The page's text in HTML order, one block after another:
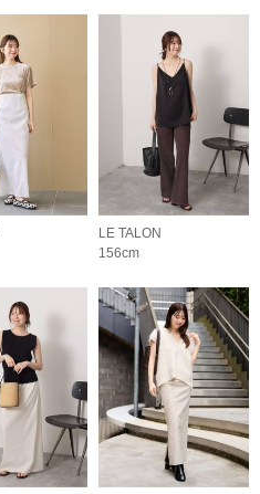
LE TALON
156cm